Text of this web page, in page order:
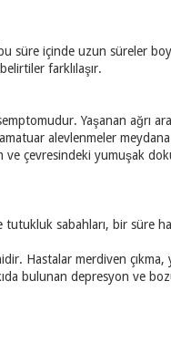
süre içinde uzun süreler
farklılaşır.
Yaşanan ağrı
alevlenmeler
çevresindeki yumuşak
sabahları, bir süre
Hastalar merdiven
bulunan depresyon ve